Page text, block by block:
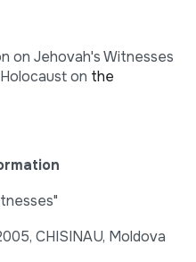
on Jehovah's Witnesses
on the
CHISINAU, Moldova